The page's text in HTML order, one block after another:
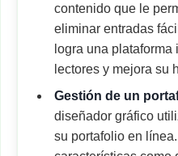
contenido que le
eliminar entradas
logra una
lectores y mejora su
Gestión de un
diseñador gráfico
su portafolio en